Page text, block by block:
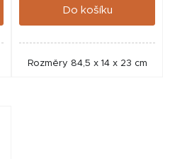
Do košíku
Rozměry 84,5 x 14 x 23 cm